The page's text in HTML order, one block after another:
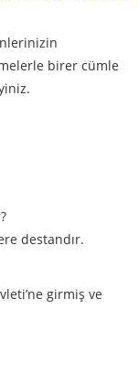
birer cümle
destandır.
girmiş ve